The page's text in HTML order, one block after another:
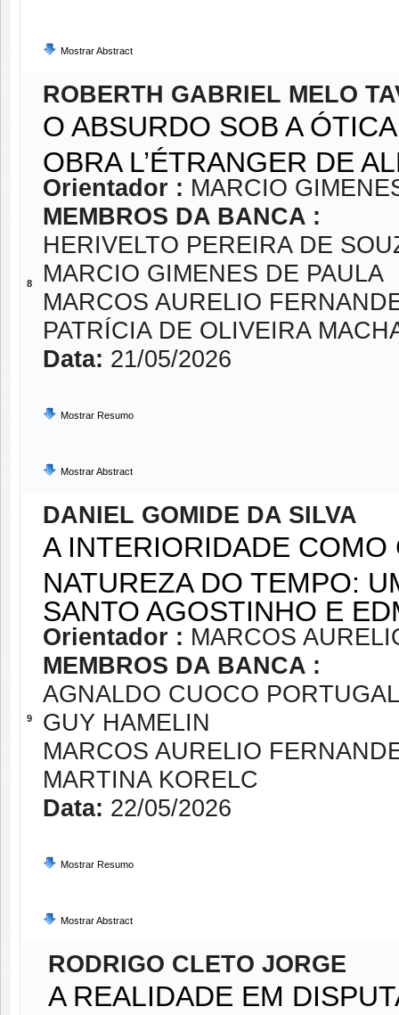
Mostrar Abstract
8
ROBERTH GABRIEL MELO
O ABSURDO SOB A
OBRA L’ÉTRANGER DE
Orientador : MARCIO
MEMBROS DA BANCA :
HERIVELTO PEREIRA DE
MARCIO GIMENES DE PAULA
MARCOS AURELIO
PATRÍCIA DE OLIVEIRA
Data: 21/05/2026
Mostrar Resumo
Mostrar Abstract
9
DANIEL GOMIDE DA SILVA
A INTERIORIDADE
NATUREZA DO TEMPO:
SANTO AGOSTINHO E
Orientador : MARCOS
MEMBROS DA BANCA :
AGNALDO CUOCO PORTUGAL
GUY HAMELIN
MARCOS AURELIO
MARTINA KORELC
Data: 22/05/2026
Mostrar Resumo
Mostrar Abstract
RODRIGO CLETO JORGE
A REALIDADE EM